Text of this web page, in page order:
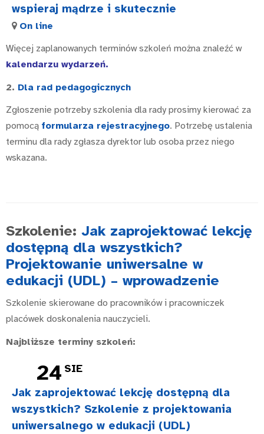
wspieraj mądrze i skutecznie
On line
Więcej zaplanowanych terminów szkoleń można znaleźć w
kalendarzu wydarzeń.
2. Dla rad pedagogicznych
Zgłoszenie potrzeby szkolenia dla rady prosimy kierować za
pomocą formularza rejestracyjnego. Potrzebę ustalenia
terminu dla rady zgłasza dyrektor lub osoba przez niego
wskazana.
Szkolenie: Jak zaprojektować lekcję
dostępną dla wszystkich?
Projektowanie uniwersalne w
edukacji (UDL) – wprowadzenie
Szkolenie skierowane do pracowników i pracowniczek
placówek doskonalenia nauczycieli.
Najbliższe terminy szkoleń:
24 SIE
Jak zaprojektować lekcję dostępną dla
wszystkich? Szkolenie z projektowania
uniwersalnego w edukacji (UDL)